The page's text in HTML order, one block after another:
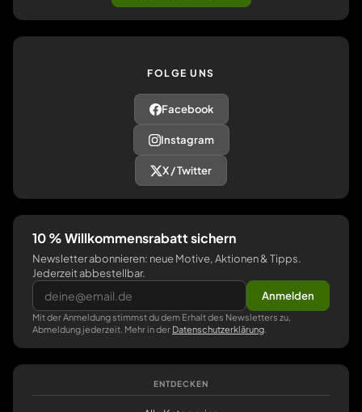
FOLGE UNS
Facebook
Instagram
X / Twitter
10 % Willkommensrabatt sichern
Newsletter abonnieren: neue Motive, Aktionen & Tipps.
Jederzeit abbestellbar.
Anmelden
Mit der Anmeldung stimmst du dem Erhalt des Newsletters zu,
Abmeldung jederzeit. Mehr in der Datenschutzerklärung
ENTDECKEN